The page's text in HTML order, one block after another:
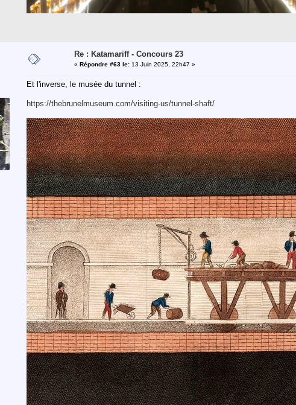
Re : Katamariff - Concours 23
« Répondre #63 le: 13 Juin 2025, 22h47 »
Et l'inverse, le musée du tunnel :
https://thebrunelmuseum.com/visiting-us/tunnel-shaft/